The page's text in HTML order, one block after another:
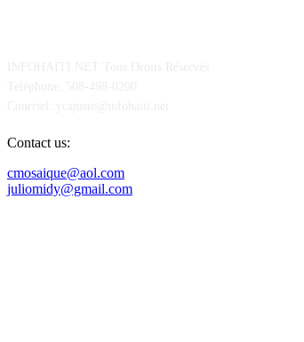
Contact us:
cmosaique@aol.com
juliomidy@gmail.com